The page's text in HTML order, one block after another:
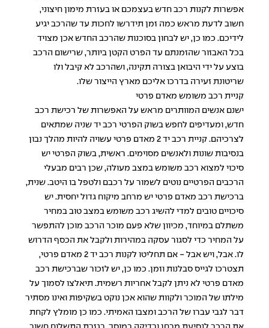
אפשרות לקנות רכב חדש בעצמכם או בעזרת מימון חיצוני,
חשוב לדעת מראש כמה זמן תידרשו לחכות עד שהרכב יגיע
לידיכם. כמו כן, יש לבחון בסוכנות שהרכב החדש אכן מצויד
בכל האבזור שהזמנתם עד הפרט הקטן ביותר, שרישום הרכב
בוצע על ידי היבואן בצורה תקינה, ושהרכב לא קיבל ולו
שריטונת זעירה בדרכו אליכם מארץ הייצור שלו.
קניית רכב משומש מאדם פרטי
ישנם אנשים המוותרים מראש על האפשרות של רכישת רכב
חדש, ומעדיפים לחפש בשוק הפרטי רכב יד שניה שמתאים
לצרכיהם. קניית רכב יד 2 מאדם פרטי עשויה להיות מהלך נבון
בנסיבות שונות ולאנשים מסוימים. ראשית, בשוק הפרטי יש
סיכוי למצוא רכב משומש במצב מעולה, שכן רבים מבעלי
הרכבים הפרטיים נוטים לשמור על רכבם ולטפל בו היטב. שנית,
ברכישת רכב מאדם פרטי יש מרחב מיקוח גדול יחסית. יש
סיכויים טובים למדי להשיג רכב משומש במצב טוב במחיר
משתלם במיוחד, מכיוון שלא פעם מוכר הרכב מוכן להתפשר
על המחיר כדי לסגור עסקה במהירות ולקבל את הכסף הדרוש
לו. אבל, ויש אבל - אם תחליטו לקנות רכב יד 2 מאדם פרטי,
תצטרכו לגייס סבלנות וזמן. כמו כן, יש לזכור שברכישת רכב
מאדם פרטי לא ניתן לקבל אחריות רשמית. תיאלצו לסמוך על
מילתו של המוכר ולקוות שהוא אכן נוקט בשקיפות ואינו מסתיר
דבר לגבי עברו של הרכב ומצבו האמיתי. כמו כן מומלץ לקחת